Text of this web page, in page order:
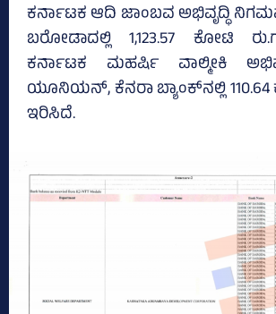
ಕರ್ನಾಟಕ ಆದಿ ಜಾಂಬವ ಅಭಿವೃದ್ಧಿ
ಬರೋಡಾದಲ್ಲಿ 1,123.57 ಕೋಟಿ
ಕರ್ನಾಟಕ ಮಹರ್ಷಿ ವಾಲ್ಮೀಕಿ
ಯೂನಿಯನ್‌, ಕೆನರಾ ಬ್ಯಾಂಕ್‌ನಲ್ಲಿ 110.64
ಇರಿಸಿದೆ.